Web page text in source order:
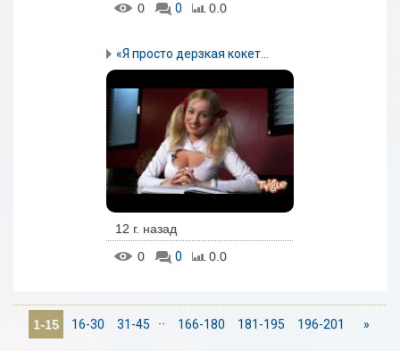
0
0 0.0
«Я просто дерзкая кокет...
12 г. назад
0
0 0.0
1-15 16-30 31-45 166-180 181-195 196-201 »